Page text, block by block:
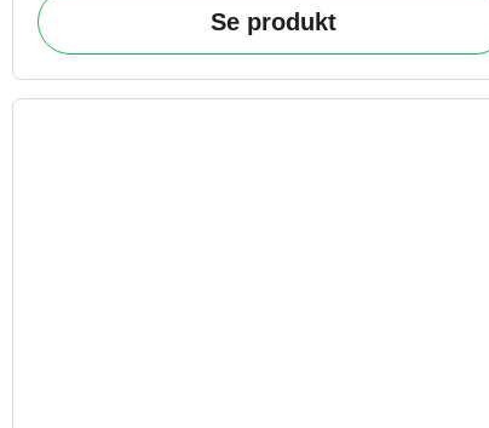
Se produkt